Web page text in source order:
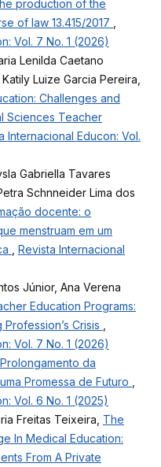
production of the
of law 13.415/2017
Vol. 7 No. 1 (2026)
Lenilda Caetano
Luize Garcia Pereira,
Challenges and
Sciences Teacher
Internacional Educon: Vol.
Gabriella Tavares
Schnneider Lima dos
docente: o
menstruam em um
Revista Internacional
Júnior, Ana Verena
Education Programs:
Crisis
Vol. 7 No. 1 (2026)
Prolongamento da
Promessa de Futuro
Vol. 6 No. 1 (2025)
Freitas Teixeira, The
In Medical Education:
From A Private